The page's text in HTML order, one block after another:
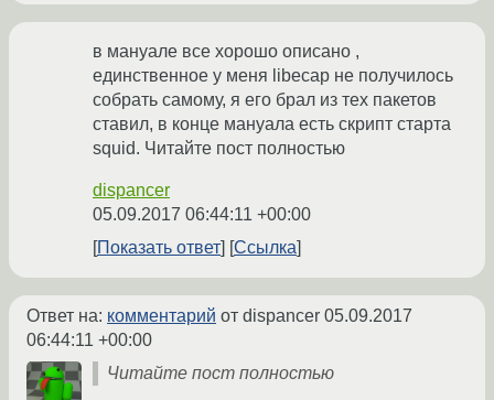
в мануале все хорошо описано ,
единственное у меня libecap не получилось
собрать самому, я его брал из тех пакетов
ставил, в конце мануала есть скрипт старта
squid. Читайте пост полностью
dispancer
05.09.2017 06:44:11 +00:00
Показать ответ
Ссылка
Ответ на: комментарий от dispancer 05.09.2017
06:44:11 +00:00
Читайте пост полностью